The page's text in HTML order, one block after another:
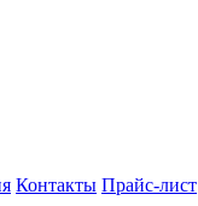
Контакты Прайс-лист